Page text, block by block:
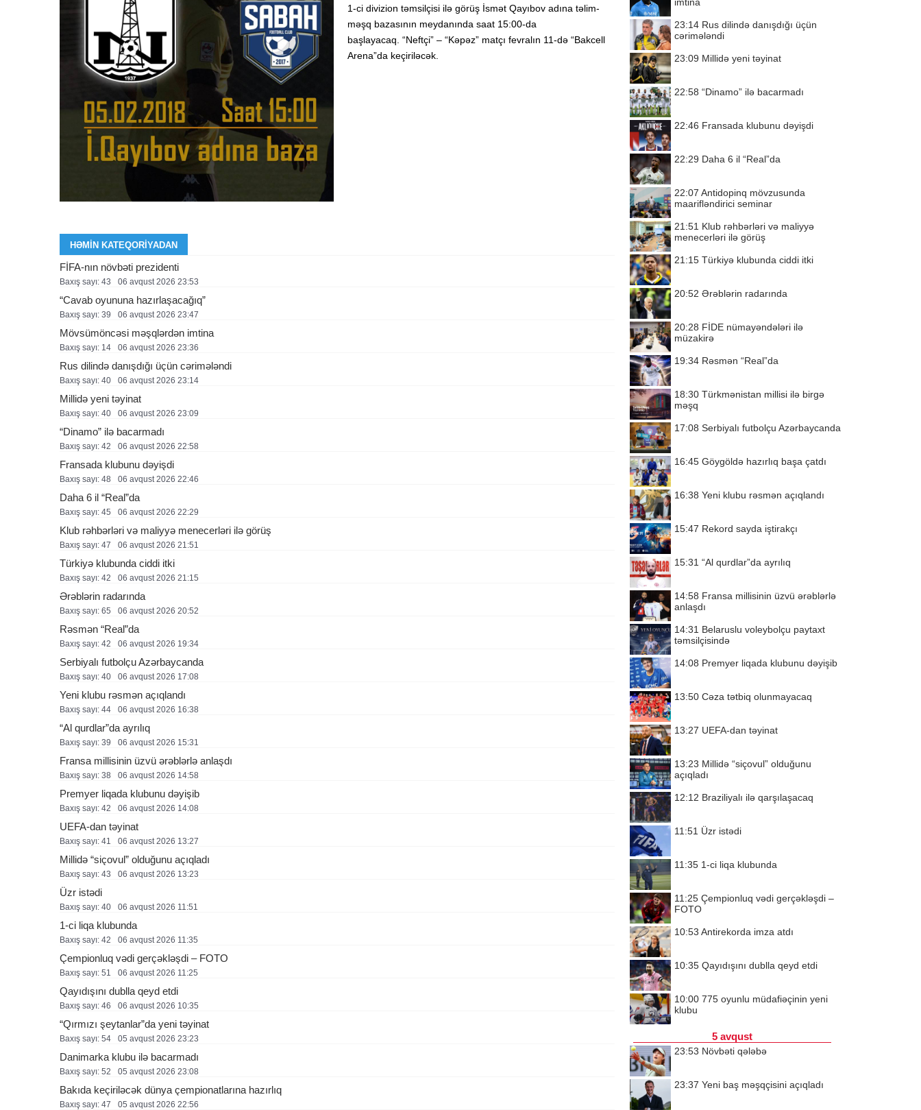
1-ci divizion təmsilçisi ilə görüş İsmət Qayıbov adına təlim-
məşq bazasının meydanında saat 15:00-da
başlayacaq. “Neftçi” – “Kəpəz” matçı fevralın 11-də “Bakcell
Arena”da keçiriləcək.
HƏMIN KATEQORIYADAN
FİFA-nın növbəti prezidenti
Baxış sayı: 43 06 avqust 2026 23:53
“Cavab oyununa hazırlaşacağıq”
Baxış sayı: 39 06 avqust 2026 23:47
Mövsümöncəsi məşqlərdən imtina
Baxış sayı: 14 06 avqust 2026 23:36
Rus dilində danışdığı üçün cərimələndi
Baxış sayı: 40 06 avqust 2026 23:14
Millidə yeni təyinat
Baxış sayı: 40 06 avqust 2026 23:09
“Dinamo” ilə bacarmadı
Baxış sayı: 42 06 avqust 2026 22:58
Fransada klubunu dəyişdi
Baxış sayı: 48 06 avqust 2026 22:46
Daha 6 il “Real”da
Baxış sayı: 45 06 avqust 2026 22:29
Klub rəhbərləri və maliyyə menecerləri ilə görüş
Baxış sayı: 47 06 avqust 2026 21:51
Türkiyə klubunda ciddi itki
Baxış sayı: 42 06 avqust 2026 21:15
Ərəblərin radarında
Baxış sayı: 65 06 avqust 2026 20:52
Rəsmən “Real”da
Baxış sayı: 42 06 avqust 2026 19:34
Serbiyalı futbolçu Azərbaycanda
Baxış sayı: 40 06 avqust 2026 17:08
Yeni klubu rəsmən açıqlandı
Baxış sayı: 44 06 avqust 2026 16:38
“Al qurdlar”da ayrılıq
Baxış sayı: 39 06 avqust 2026 15:31
Fransa millisinin üzvü ərəblərlə anlaşdı
Baxış sayı: 38 06 avqust 2026 14:58
Premyer liqada klubunu dəyişib
Baxış sayı: 42 06 avqust 2026 14:08
UEFA-dan təyinat
Baxış sayı: 41 06 avqust 2026 13:27
Millidə “siçovul” olduğunu açıqladı
Baxış sayı: 43 06 avqust 2026 13:23
Üzr istədi
Baxış sayı: 40 06 avqust 2026 11:51
1-ci liqa klubunda
Baxış sayı: 42 06 avqust 2026 11:35
Çempionluq vədi gerçəkləşdi – FOTO
Baxış sayı: 51 06 avqust 2026 11:25
Qayıdışını dublla qeyd etdi
Baxış sayı: 46 06 avqust 2026 10:35
“Qırmızı şeytanlar”da yeni təyinat
Baxış sayı: 54 05 avqust 2026 23:23
Danimarka klubu ilə bacarmadı
Baxış sayı: 52 05 avqust 2026 23:08
Bakıda keçiriləcək dünya çempionatlarına hazırlıq
Baxış sayı: 47 05 avqust 2026 22:56
23:14 Rus dilində danışdığı üçün
cərimələndi
23:09 Millidə yeni təyinat
22:58 “Dinamo” ilə bacarmadı
22:46 Fransada klubunu dəyişdi
22:29 Daha 6 il “Real”da
22:07 Antidopinq mövzusunda
maarifləndirici seminar
21:51 Klub rəhbərləri və maliyyə
menecerləri ilə görüş
21:15 Türkiyə klubunda ciddi itki
20:52 Ərəblərin radarında
20:28 FİDE nümayəndələri ilə
müzakirə
19:34 Rəsmən “Real”da
18:30 Türkmənistan millisi ilə birgə
məşq
17:08 Serbiyalı futbolçu Azərbaycanda
16:45 Göygöldə hazırlıq başa çatdı
16:38 Yeni klubu rəsmən açıqlandı
15:47 Rekord sayda iştirakçı
15:31 “Al qurdlar”da ayrılıq
14:58 Fransa millisinin üzvü ərəblərlə
anlaşdı
14:31 Belaruslu voleybolçu paytaxt
təmsilçisində
14:08 Premyer liqada klubunu dəyişib
13:50 Cəza tətbiq olunmayacaq
13:27 UEFA-dan təyinat
13:23 Millidə “siçovul” olduğunu
açıqladı
12:12 Braziliyalı ilə qarşılaşacaq
11:51 Üzr istədi
11:35 1-ci liqa klubunda
11:25 Çempionluq vədi gerçəkləşdi –
FOTO
10:53 Antirekorda imza atdı
10:35 Qayıdışını dublla qeyd etdi
10:00 775 oyunlu müdafiəçinin yeni
klubu
5 avqust
23:53 Növbəti qələbə
23:37 Yeni baş məşqçisini açıqladı